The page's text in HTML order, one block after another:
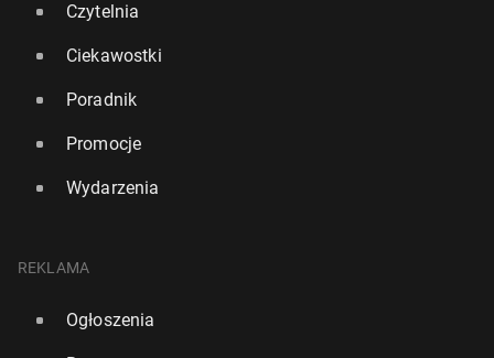
Czytelnia
Ciekawostki
Poradnik
Promocje
Wydarzenia
REKLAMA
Ogłoszenia